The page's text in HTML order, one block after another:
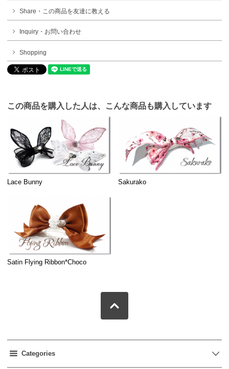
Share・この商品を友達に教える
Inquiry・お問い合わせ
Shopping
この商品を購入した人は、こんな商品も購入しています
Lace Bunny Sakurako
Satin Flying Ribbon*Choco
Categories